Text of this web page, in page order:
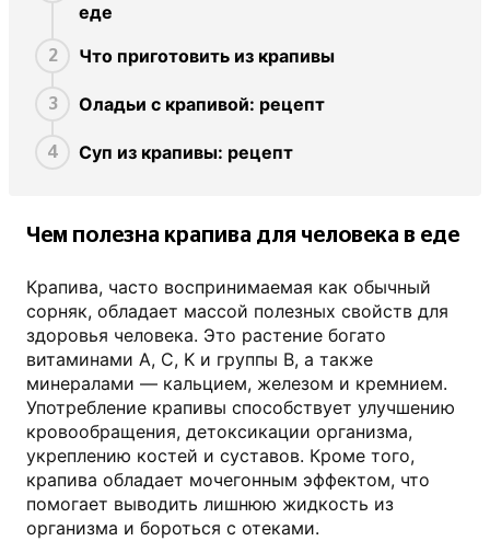
еде
2 Что приготовить из крапивы
3 Оладьи с крапивой: рецепт
4 Суп из крапивы: рецепт
Чем полезна крапива для человека в еде
Крапива, часто воспринимаемая как обычный
сорняк, обладает массой полезных свойств для
здоровья человека. Это растение богато
витаминами A, C, K и группы B, а также
минералами — кальцием, железом и кремнием.
Употребление крапивы способствует улучшению
кровообращения, детоксикации организма,
укреплению костей и суставов. Кроме того,
крапива обладает мочегонным эффектом, что
помогает выводить лишнюю жидкость из
организма и бороться с отеками.